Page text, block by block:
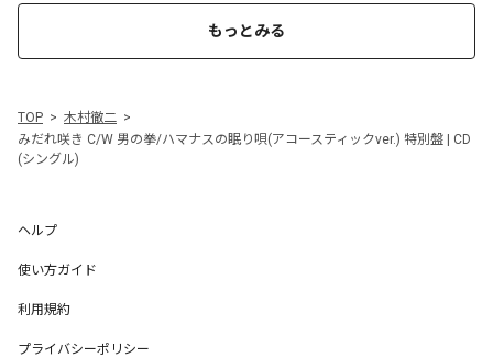
もっとみる
TOP
木村徹二
みだれ咲き C/W 男の拳/ハマナスの眠り唄(アコースティックver.) 特別盤 | CD
(シングル)
ヘルプ
使い方ガイド
利用規約
プライバシーポリシー